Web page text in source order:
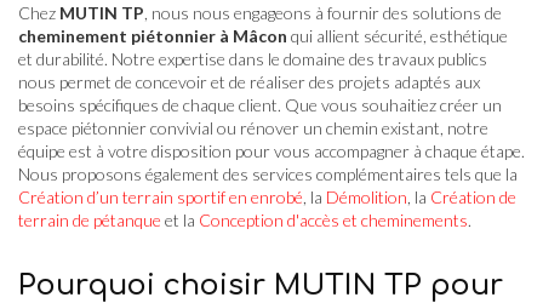
Chez MUTIN TP , nous nous engageons à fournir des solutions de
cheminement piétonnier à Mâcon qui allient sécurité, esthétique
et durabilité. Notre expertise dans le domaine des travaux publics
nous permet de concevoir et de réaliser des projets adaptés aux
besoins spécifiques de chaque client. Que vous souhaitiez créer un
espace piétonnier convivial ou rénover un chemin existant, notre
équipe est à votre disposition pour vous accompagner à chaque étape.
Nous proposons également des services complémentaires tels que la
Création d’un terrain sportif en enrobé , la Démolition , la Création de
terrain de pétanque et la Conception d'accès et cheminements.
Pourquoi choisir MUTIN TP pour